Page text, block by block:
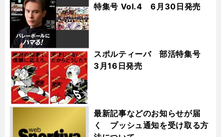
特集号 Vol.4 6月30日発売
スポルティーバ 部活特集号
3月16日発売
最新記事などのお知らせが届
く プッシュ通知を受け取る方